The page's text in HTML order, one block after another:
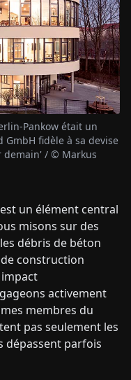
un élément central
misons sur des
débris de béton
construction
activement
membres du
pas seulement les
dépassent parfois
Pankow était un
fidèle à sa devise
demain' / © Markus